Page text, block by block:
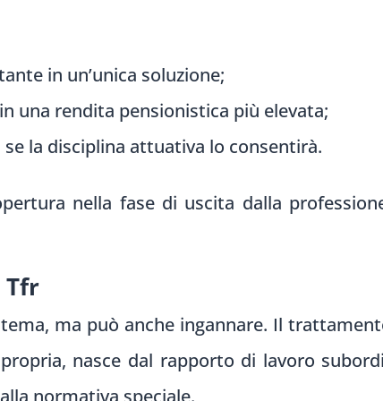
in un’unica soluzione;
una rendita pensionistica più elevata;
la disciplina attuativa lo consentirà.
nella fase di uscita dalla
Tfr
ma può anche ingannare. Il
nasce dal rapporto di lavoro
normativa speciale.